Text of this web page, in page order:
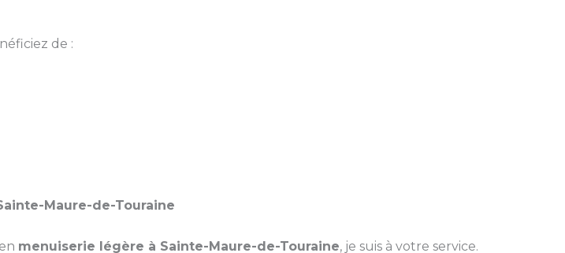
de :
Maure-de-Touraine
menuiserie légère à Sainte-Maure-de-Touraine, je suis à votre service.